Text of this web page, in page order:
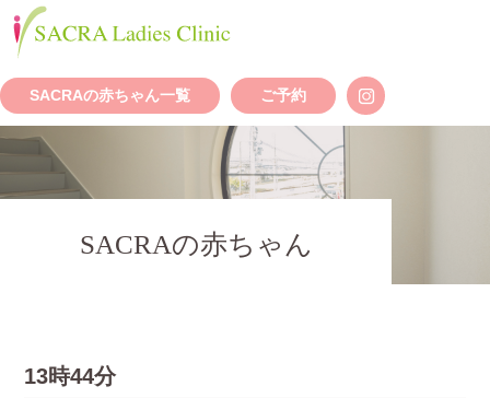
SACRAの赤ちゃん一覧 ご予約
SACRAの赤ちゃん
13時44分